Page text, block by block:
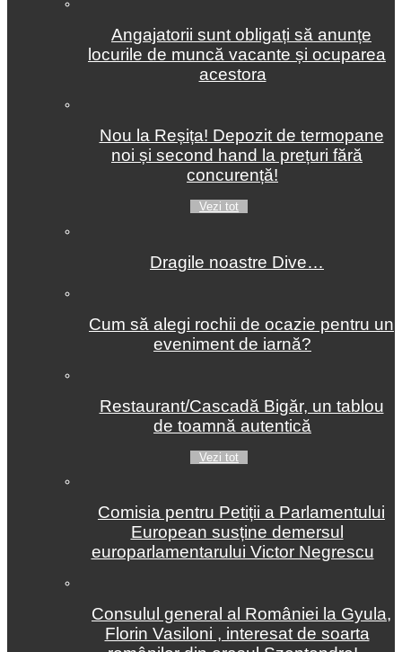
Angajatorii sunt obligați să anunțe
locurile de muncă vacante și ocuparea
acestora
Nou la Reșița! Depozit de termopane
noi și second hand la prețuri fără
concurență!
Vezi tot
Dragile noastre Dive…
Cum să alegi rochii de ocazie pentru un
eveniment de iarnă?
Restaurant/Cascadă Bigăr, un tablou
de toamnă autentică
Vezi tot
Comisia pentru Petiții a Parlamentului
European susține demersul
europarlamentarului Victor Negrescu
Consulul general al României la Gyula,
Florin Vasiloni , interesat de soarta